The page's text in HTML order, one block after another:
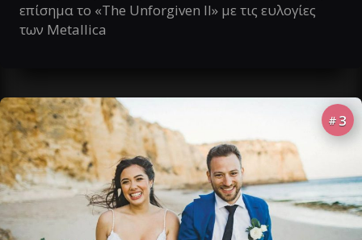
επίσημα το «The Unforgiven II» με τις ευλογίες
των Metallica
# 3